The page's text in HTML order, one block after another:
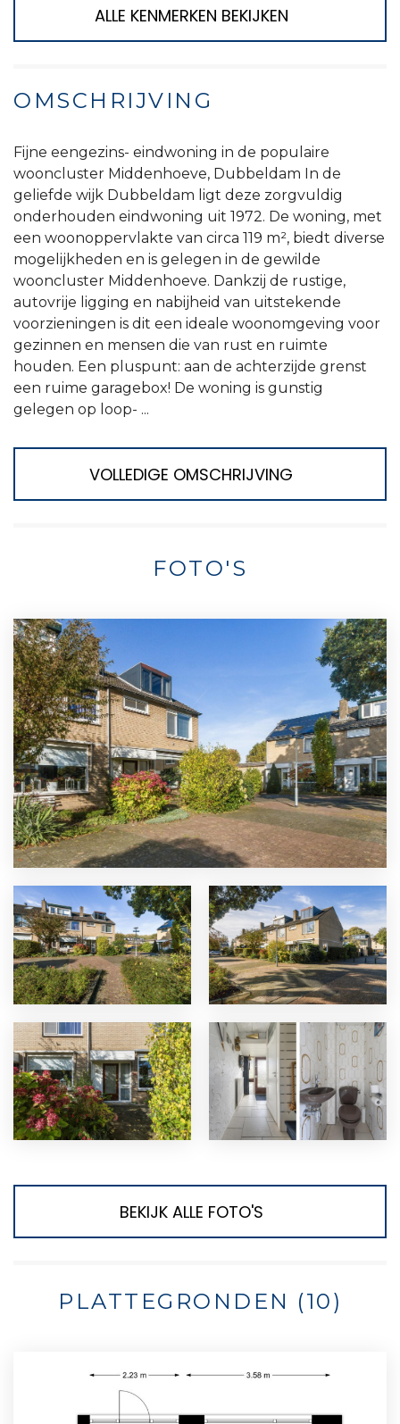
ALLE KENMERKEN BEKIJKEN
OMSCHRIJVING
Fijne eengezins- eindwoning in de populaire
wooncluster Middenhoeve, Dubbeldam In de
geliefde wijk Dubbeldam ligt deze zorgvuldig
onderhouden eindwoning uit 1972. De woning, met
een woonoppervlakte van circa 119 m², biedt diverse
mogelijkheden en is gelegen in de gewilde
wooncluster Middenhoeve. Dankzij de rustige,
autovrije ligging en nabijheid van uitstekende
voorzieningen is dit een ideale woonomgeving voor
gezinnen en mensen die van rust en ruimte
houden. Een pluspunt: aan de achterzijde grenst
een ruime garagebox! De woning is gunstig
gelegen op loop- ...
VOLLEDIGE OMSCHRIJVING
FOTO'S
BEKIJK ALLE FOTO'S
PLATTEGRONDEN (10)